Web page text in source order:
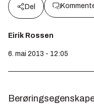
Del
Eirik Rossen
6. mai 2013 - 12:05